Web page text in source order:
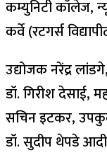
कम्युनिटी कॉलेज,
कर्वे (रटगर्स
उद्योजक नरेंद्र
डॉ. गिरीश देसाई,
सचिन इटकर,
डॉ. सुदीप थेपडे